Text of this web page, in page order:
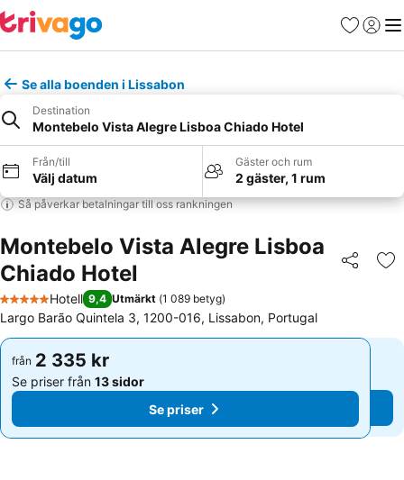
Favoriter
Logga
Se alla boenden i Lissabon
Destination
Montebelo Vista Alegre Lisboa Chiado Hotel
Från/till
Välj datum
Gäster och rum
2 gäster, 1 rum
Så påverkar betalningar till oss rankningen
Montebelo Vista Alegre Lisboa
Chiado Hotel
Dela
5 Stjärnor
Hotell 9,4 Utmärkt (1 089 betyg)
Largo Barão Quintela 3, 1200-016, Lissabon, Portugal
från 2 335 kr
Se priser från 13 sidor
Se priser
från 2 335 kr
Se priser från 13 sidor
Se priser